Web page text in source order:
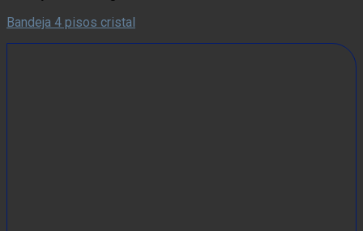
Bandeja 4 pisos cristal